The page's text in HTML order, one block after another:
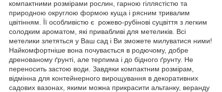
компактними розмірами рослин, гарною гіллястістю та
природною округлою формою куща і рясним тривалим
цвітінням. Її особливістю є рожево-рубінові суцвіття з легким
солодким ароматом, які привабливі для метеликів. Всі
метелики злетяться у Ваш сад і Ви зможете милуватися ними!
Найкомфортніше вона почувається в родючому, добре
дренованому ґрунті, але терпима і до бідного ґрунту. Не
переносить застою води. Завдяки компактним розмірам,
відмінна для контейнерного вирощування в декоративних
садових вазонах, якими можна прикрасити альтанку, веранду